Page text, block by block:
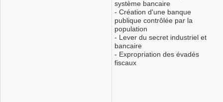
système bancaire
- Création d'une banque
publique contrôlée par la
population
- Lever du secret industriel et
bancaire
- Expropriation des évadés
fiscaux